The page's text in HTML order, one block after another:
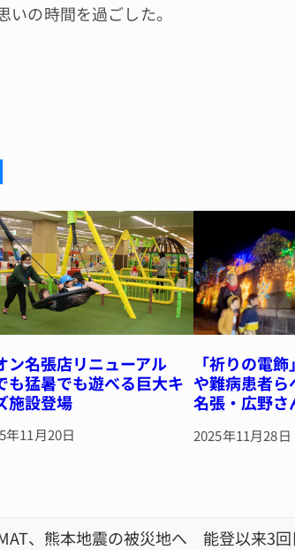
いの時間を過ごした。
ン名張店リニューアル
も猛暑でも遊べる巨大キ
施設登場
年11月20日
「祈りの電
や難病患者
名張・広野さ
2025年11月28日
、熊本地震の被災地へ 能登以来3回